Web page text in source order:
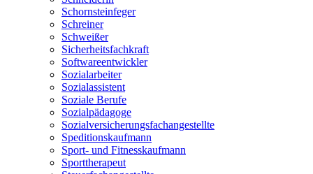
Schornsteinfeger
Schreiner
Schweißer
Sicherheitsfachkraft
Softwareentwickler
Sozialarbeiter
Sozialassistent
Soziale Berufe
Sozialpädagoge
Sozialversicherungsfachangestellte
Speditionskaufmann
Sport- und Fitnesskaufmann
Sporttherapeut